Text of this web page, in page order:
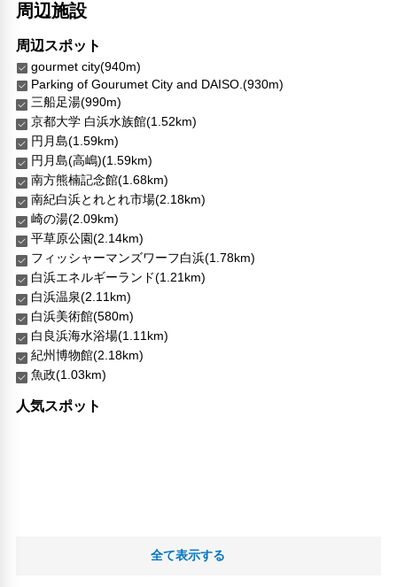
周辺施設
周辺スポット
gourmet city(940m)
Parking of Gourumet City and DAISO.(930m)
三船足湯(990m)
京都大学 白浜水族館(1.52km)
円月島(1.59km)
円月島(高嶋)(1.59km)
南方熊楠記念館(1.68km)
南紀白浜とれとれ市場(2.18km)
崎の湯(2.09km)
平草原公園(2.14km)
フィッシャーマンズワーフ白浜(1.78km)
白浜エネルギーランド(1.21km)
白浜温泉(2.11km)
白浜美術館(580m)
白良浜海水浴場(1.11km)
紀州博物館(2.18km)
魚政(1.03km)
人気スポット
全て表示する